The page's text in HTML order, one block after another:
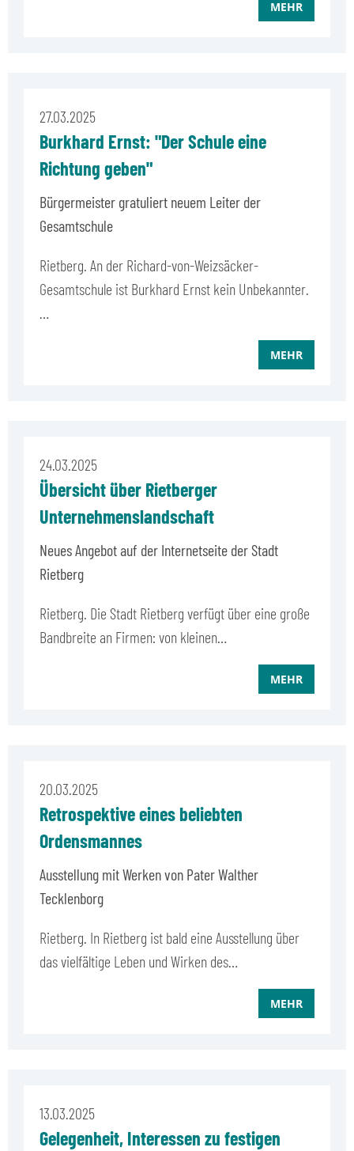
MEHR
27.03.2025
Burkhard Ernst: "Der Schule eine
Richtung geben"
Bürgermeister gratuliert neuem Leiter der
Gesamtschule
Rietberg. An der Richard-von-Weizsäcker-
Gesamtschule ist Burkhard Ernst kein Unbekannter.
…
MEHR
24.03.2025
Übersicht über Rietberger
Unternehmenslandschaft
Neues Angebot auf der Internetseite der Stadt
Rietberg
Rietberg. Die Stadt Rietberg verfügt über eine große
Bandbreite an Firmen: von kleinen…
MEHR
20.03.2025
Retrospektive eines beliebten
Ordensmannes
Ausstellung mit Werken von Pater Walther
Tecklenborg
Rietberg. In Rietberg ist bald eine Ausstellung über
das vielfältige Leben und Wirken des…
MEHR
13.03.2025
Gelegenheit, Interessen zu festigen